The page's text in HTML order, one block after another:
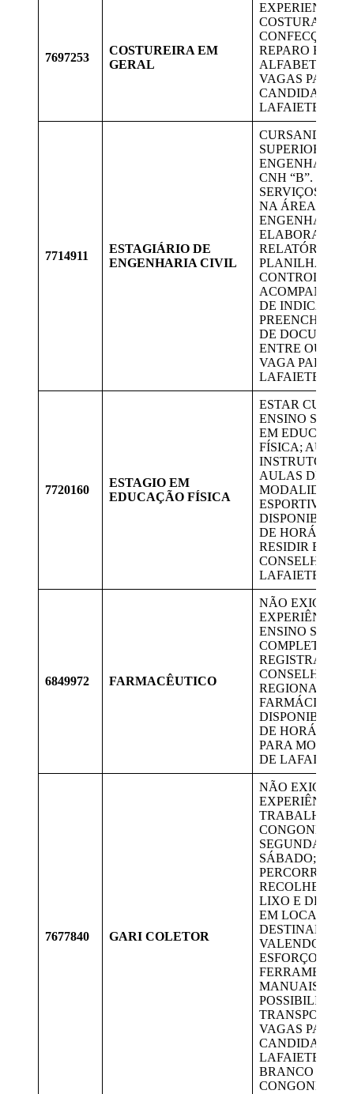
7697253
COSTUREIRA EM
GERAL
EXPERIENCIA
COSTURA EM
CONFECÇÃO E
REPARO EM
VAGAS PARA
CANDIDATOS
LAFAIETE
7714911
ESTAGIÁRIO DE
ENGENHARIA CIVIL
CURSANDO
SUPERIOR EM
ENGENHARIA
CNH “B”.
SERVIÇOS DE
NA ÁREA DE
ENGENHARIA,
ELABORANDO
RELATÓRIOS,
PLANILHAS DE
CONTROLES,
DE
DE
ENTRE
VAGA PARA
LAFAIETE.
7720160
ESTAGIO EM
EDUCAÇÃO FÍSICA
ESTAR
ENSINO
EM EDUCAÇÃO
FÍSICA;
INSTRUTORES
AULAS DE
MODALIDADES
ESPORTIVAS;
DE HORÁRIO;
RESIDIR EM
CONSELHEIRO
LAFAIETE
6849972 FARMACÊUTICO
NÃO EXIGE
EXPERIÊNCIA.
ENSINO
COMPLETO E
REGISTRADO
CONSELHO
REGIONAL DE
FARMÁCIA
DE HORÁRIO.
PARA
DE LAFAIETE.
7677840 GARI COLETOR
NÃO EXIGE
EXPERIÊNCIA;
TRABALHAR
CONGONHAS
SEGUNDA A
SÁBADO;
PERCORRER
RECOLHENDO
LIXO E
EM LOCAIS
DESTINADOS,
VALENDO-SE
ESFORÇO
FERRAMENTAS
MANUAIS
POSSIBILITAR
TRANSPORTE.
VAGAS PARA
CANDIDATOS
LAFAIETE,
BRANCO E
CONGONHAS.